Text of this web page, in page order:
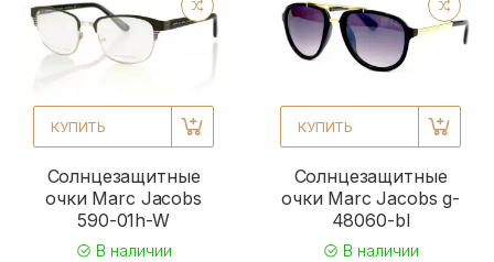
КУПИТЬ
Солнцезащитные
очки Marc Jacobs
590-01h-W
В наличии
КУПИТЬ
Солнцезащитные
очки Marc Jacobs g-
48060-bl
В наличии